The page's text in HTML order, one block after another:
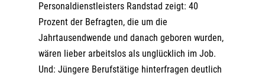
Personaldienstleisters Randstad zeigt: 40
Prozent der Befragten, die um die
Jahrtausendwende und danach geboren wurden,
wären lieber arbeitslos als unglücklich im Job.
Und: Jüngere Berufstätige hinterfragen deutlich